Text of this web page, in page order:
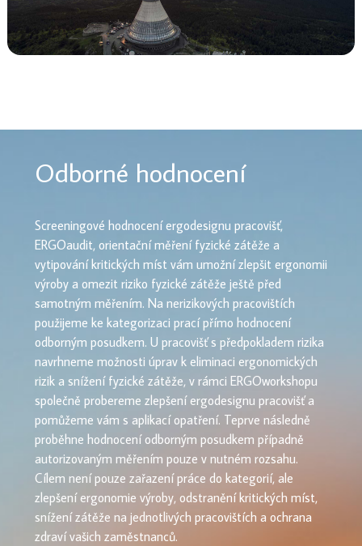
Odborné hodnocení
Screeningové hodnocení ergodesignu pracovišť,
ERGOaudit, orientační měření fyzické zátěže a
vytipování kritických míst vám umožní zlepšit ergonomii
výroby a omezit riziko fyzické zátěže ještě před
samotným měřením. Na nerizikových pracovištích
použijeme ke kategorizaci prací přímo hodnocení
odborným posudkem. U pracovišť s předpokladem rizika
navrhneme možnosti úprav k eliminaci ergonomických
rizik a snížení fyzické zátěže, v rámci ERGOworkshopu
společně probereme zlepšení ergodesignu pracovišť a
pomůžeme vám s aplikací opatření. Teprve následně
proběhne hodnocení odborným posudkem případně
autorizovaným měřením pouze v nutném rozsahu.
Cílem není pouze zařazení práce do kategorií, ale
zlepšení ergonomie výroby, odstranění kritických míst,
snížení zátěže na jednotlivých pracovištích a ochrana
zdraví vašich zaměstnanců.